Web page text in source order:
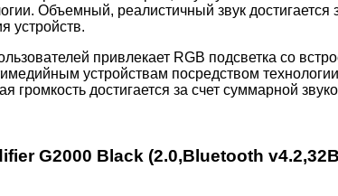
Объемный, реалистичный звук достигается
устройств.
привлекает RGB подсветка со
устройствам посредством
громкость достигается за счет суммарной
G2000 Black (2.0,Bluetooth